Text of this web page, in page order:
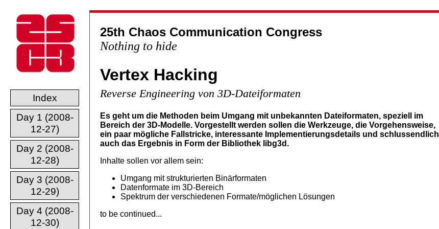
Index
Day 1 (2008-
12-27)
Day 2 (2008-
12-28)
Day 3 (2008-
12-29)
Day 4 (2008-
12-30)
25th Chaos Communication Congress
Nothing to hide
Vertex Hacking
Reverse Engineering von 3D-Dateiformaten
Es geht um die Methoden beim Umgang mit unbekannten Dateiformaten, speziell im
Bereich der 3D-Modelle. Vorgestellt werden sollen die Werkzeuge, die Vorgehensweise,
ein paar mögliche Fallstricke, interessante Implementierungsdetails und schlussendlich
auch das Ergebnis in Form der Bibliothek libg3d.
Inhalte sollen vor allem sein:
Umgang mit strukturierten Binärformaten
Datenformate im 3D-Bereich
Spektrum der verschiedenen Formate/möglichen Lösungen
to be continued...